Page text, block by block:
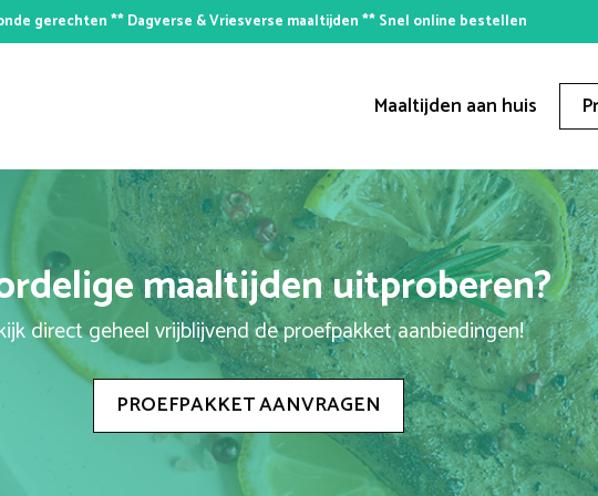
gerechten ** Dagverse & Vriesverse maaltijden ** Snel online bestellen
Maaltijden aan huis
maaltijden uitproberen?
direct geheel vrijblijvend de proefpakket aanbiedingen!
PROEFPAKKET AANVRAGEN